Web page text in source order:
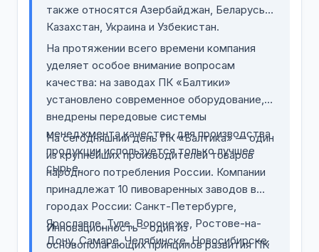
также относятся Азербайджан, Беларусь,
Казахстан, Украина и Узбекистан.
На протяжении всего времени компания
уделяет особое внимание вопросам
качества: на заводах ПК «Балтики»
установлено современное оборудование,
внедрены передовые системы
менеджмента качества, для производства
продукции используется только лучшее
сырье.
На сегодняшний день ПК «Балтика» — один
из крупнейших производителей товаров
народного потребления России. Компании
принадлежат 10 пивоваренных заводов в
городах России: Санкт-Петербурге,
Ярославле, Туле, Воронеже, Ростове-на-
Дону, Самаре, Челябинске, Новосибирске,
Инновационность – один из
основополагающих принципов развития ПК